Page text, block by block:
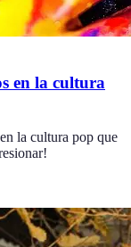
en la cultura
la cultura pop que